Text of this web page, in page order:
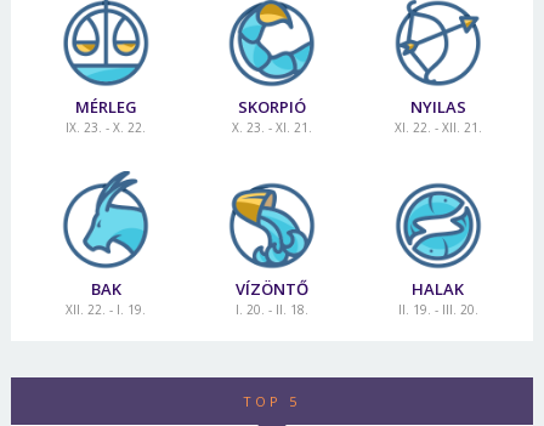
MÉRLEG
IX. 23. - X. 22.
SKORPIÓ
X. 23. - XI. 21.
NYILAS
XI. 22. - XII. 21.
BAK
XII. 22. - I. 19.
VÍZÖNTŐ
I. 20. - II. 18.
HALAK
II. 19. - III. 20.
TOP 5